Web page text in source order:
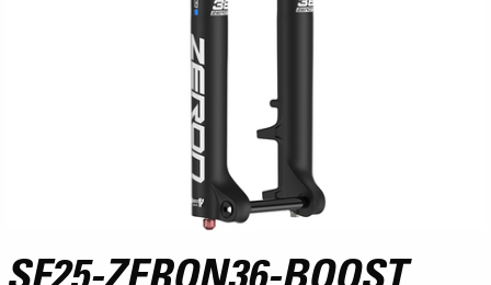
SF25-ZERON36-BOOST